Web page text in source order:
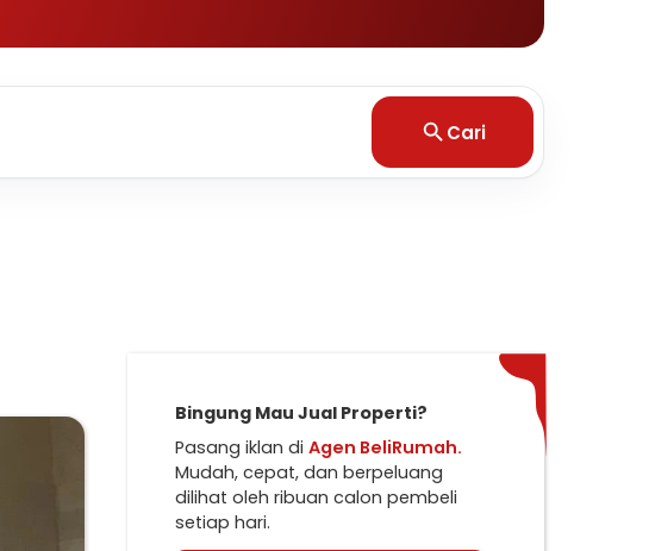
Cari
Bingung Mau Jual Properti?
Pasang iklan di Agen BeliRumah.
Mudah, cepat, dan berpeluang
dilihat oleh ribuan calon pembeli
setiap hari.